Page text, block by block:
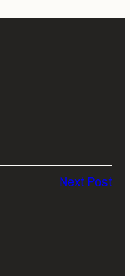
Next Post